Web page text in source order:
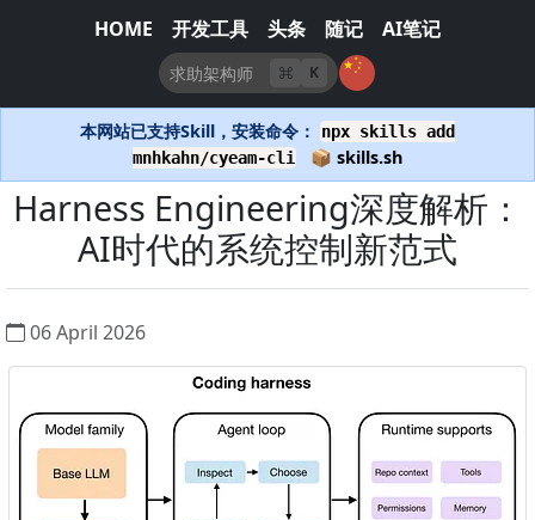
HOME 开发工具 头条 随记 AI笔记
K
本网站已支持Skill，安装命令：
npx skills add
mnhkahn/cyeam-cli
📦 skills.sh
Harness Engineering深度解析：
AI时代的系统控制新范式
06 April 2026